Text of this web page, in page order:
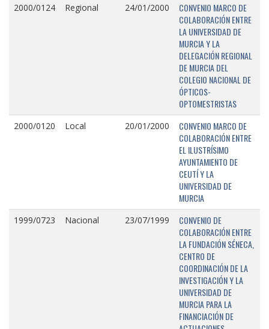
2000/0124 Regional 24/01/2000
CONVENIO MARCO DE
COLABORACIÓN ENTRE
LA UNIVERSIDAD DE
MURCIA Y LA
DELEGACIÓN REGIONAL
DE MURCIA DEL
COLEGIO NACIONAL DE
ÓPTICOS-
OPTOMESTRISTAS
2000/0120 Local 20/01/2000
CONVENIO MARCO DE
COLABORACIÓN ENTRE
EL ILUSTRÍSIMO
AYUNTAMIENTO DE
CEUTÍ Y LA
UNIVERSIDAD DE
MURCIA
1999/0723 Nacional 23/07/1999
CONVENIO DE
COLABORACIÓN ENTRE
LA FUNDACIÓN SÉNECA,
CENTRO DE
COORDINACIÓN DE LA
INVESTIGACIÓN Y LA
UNIVERSIDAD DE
MURCIA PARA LA
FINANCIACIÓN DE